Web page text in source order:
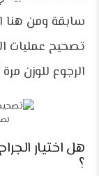
سابقة ومن هنا
تصحيح عمليات
الرجوع للوزن
هل اختيار
؟